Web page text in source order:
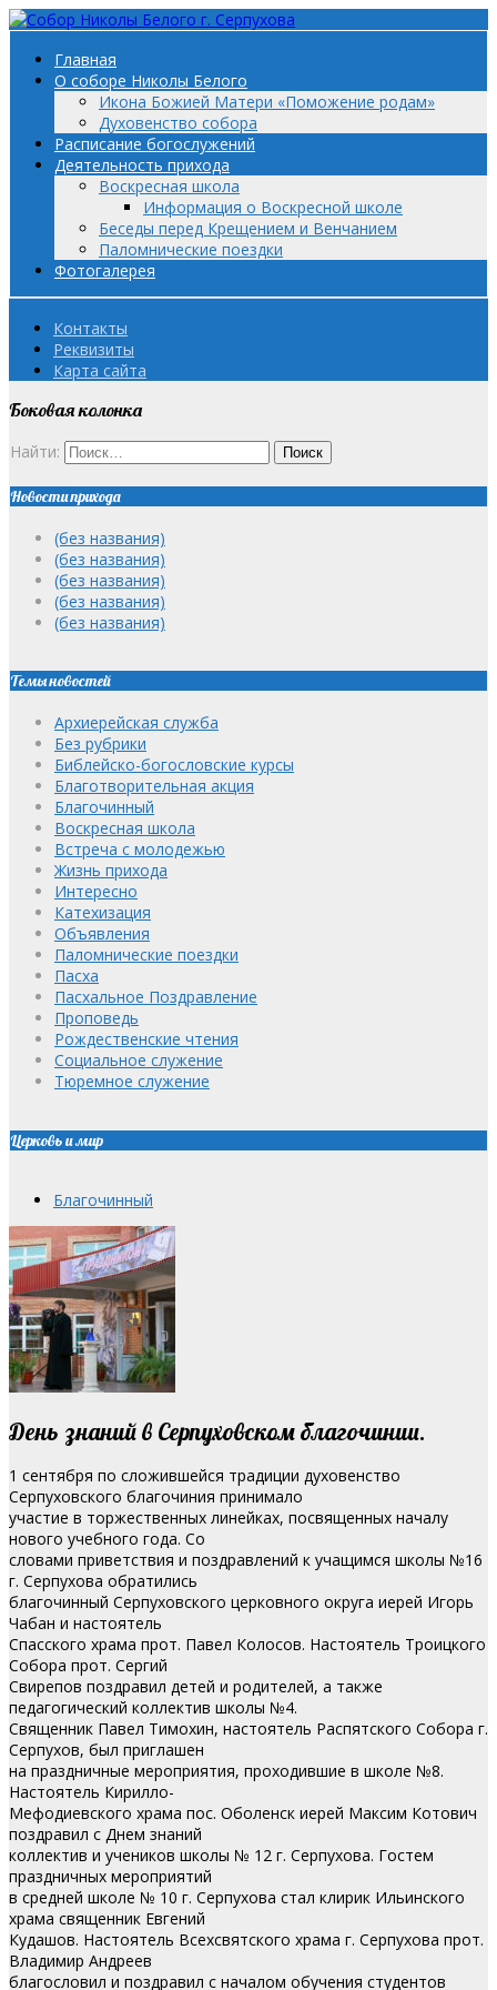
Главная
О соборе Николы Белого
Икона Божией Матери «Поможение родам»
Духовенство собора
Расписание богослужений
Деятельность прихода
Воскресная школа
Информация о Воскресной школе
Беседы перед Крещением и Венчанием
Паломнические поездки
Фотогалерея
Контакты
Реквизиты
Карта сайта
Боковая колонка
Найти:
Новости прихода
(без названия)
(без названия)
(без названия)
(без названия)
(без названия)
Темы новостей
Архиерейская служба
Без рубрики
Библейско-богословские курсы
Благотворительная акция
Благочинный
Воскресная школа
Встреча с молодежью
Жизнь прихода
Интересно
Катехизация
Объявления
Паломнические поездки
Пасха
Пасхальное Поздравление
Проповедь
Рождественские чтения
Социальное служение
Тюремное служение
Церковь и мир
Благочинный
День знаний в Серпуховском благочинии.
1 сентября по сложившейся традиции духовенство
Серпуховского благочиния принимало
участие в торжественных линейках, посвященных началу
нового учебного года. Со
словами приветствия и поздравлений к учащимся школы №16
г. Серпухова обратились
благочинный Серпуховского церковного округа иерей Игорь
Чабан и настоятель
Спасского храма прот. Павел Колосов. Настоятель Троицкого
Собора прот. Сергий
Свирепов поздравил детей и родителей, а также
педагогический коллектив школы №4.
Священник Павел Тимохин, настоятель Распятского Собора г.
Серпухов, был приглашен
на праздничные мероприятия, проходившие в школе №8.
Настоятель Кирилло-
Мефодиевского храма пос. Оболенск иерей Максим Котович
поздравил с Днем знаний
коллектив и учеников школы № 12 г. Серпухова. Гостем
праздничных мероприятий
в средней школе № 10 г. Серпухова стал клирик Ильинского
храма священник Евгений
Кудашов. Настоятель Всехсвятского храма г. Серпухова прот.
Владимир Андреев
благословил и поздравил с началом обучения студентов